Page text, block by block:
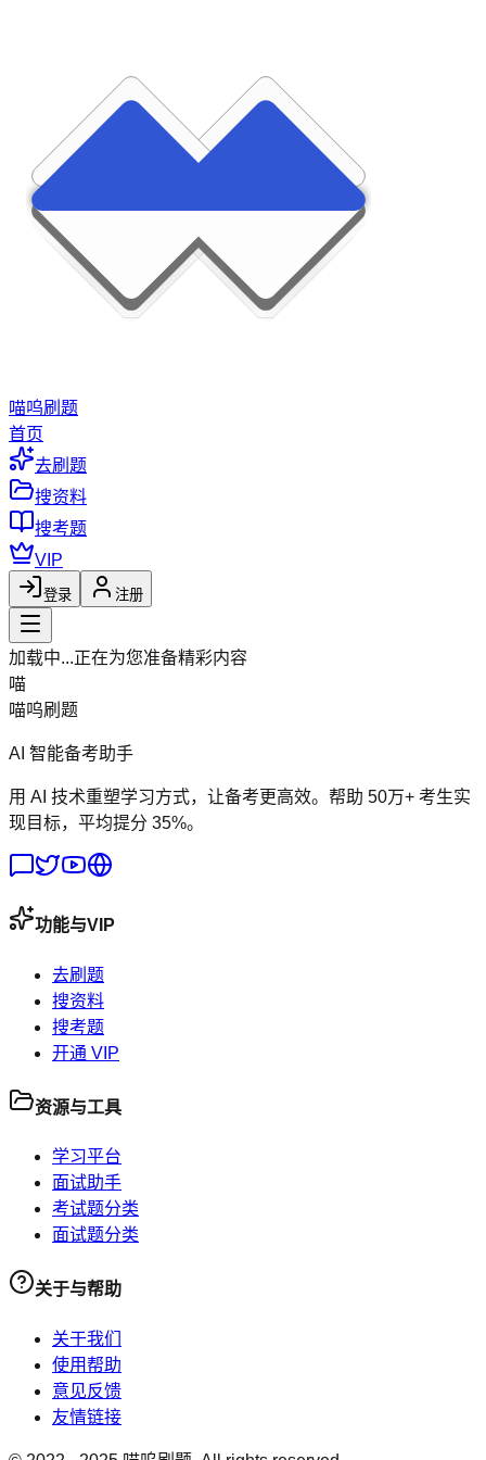
喵呜刷题
首页
去刷题
搜资料
搜考题
VIP
登录 注册
加载中...正在为您准备精彩内容
喵
喵呜刷题
AI 智能备考助手
用 AI 技术重塑学习方式，让备考更高效。帮助 50万+ 考生实
现目标，平均提分 35%。
功能与VIP
去刷题
搜资料
搜考题
开通 VIP
资源与工具
学习平台
面试助手
考试题分类
面试题分类
关于与帮助
关于我们
使用帮助
意见反馈
友情链接